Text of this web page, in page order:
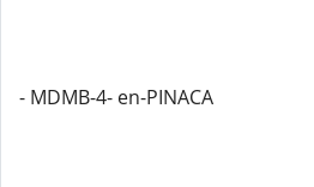
- MDMB-4- en-PINACA